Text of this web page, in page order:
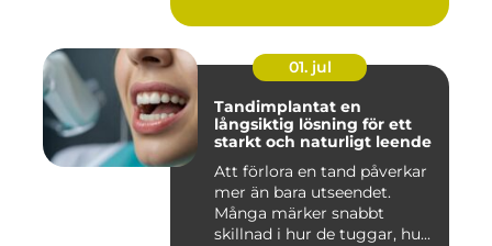
01. jul
Tandimplantat en
långsiktig lösning för ett
starkt och naturligt leende
Att förlora en tand påverkar
mer än bara utseendet.
Många märker snabbt
skillnad i hur de tuggar, hu...